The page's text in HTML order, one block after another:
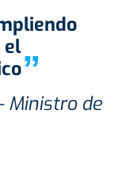
el
”
Ministro de